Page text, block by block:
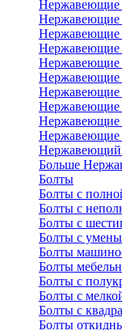
Нержавеющие
Нержавеющие
Нержавеющие
Нержавеющие
Нержавеющие
Нержавеющие
Нержавеющие
Нержавеющие
Нержавеющий
Больше
Болты
Болты с
Болты с
Болты с
Болты с
Болты
Болты
Болты с
Болты с
Болты с
Болты